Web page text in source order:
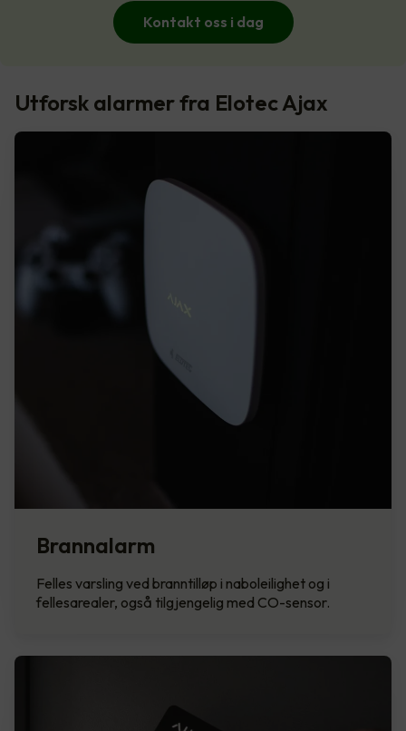
Kontakt oss i dag
Utforsk alarmer fra Elotec Ajax
Brannalarm
Felles varsling ved branntilløp i naboleilighet og i
fellesarealer, også tilgjengelig med CO-sensor.